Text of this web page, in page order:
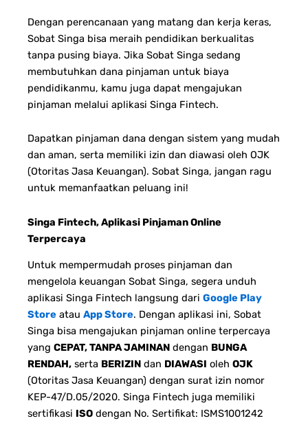
Dengan perencanaan yang matang dan kerja keras,
Sobat Singa bisa meraih pendidikan berkualitas
tanpa pusing biaya. Jika Sobat Singa sedang
membutuhkan dana pinjaman untuk biaya
pendidikanmu, kamu juga dapat mengajukan
pinjaman melalui aplikasi Singa Fintech.
Dapatkan pinjaman dana dengan sistem yang mudah
dan aman, serta memiliki izin dan diawasi oleh OJK
(Otoritas Jasa Keuangan). Sobat Singa, jangan ragu
untuk memanfaatkan peluang ini!
Singa Fintech, Aplikasi Pinjaman Online
Terpercaya
Untuk mempermudah proses pinjaman dan
mengelola keuangan Sobat Singa, segera unduh
aplikasi Singa Fintech langsung dari Google Play
Store atau App Store. Dengan aplikasi ini, Sobat
Singa bisa mengajukan pinjaman online terpercaya
yang CEPAT, TANPA JAMINAN dengan BUNGA
RENDAH, serta BERIZIN dan DIAWASI oleh OJK
(Otoritas Jasa Keuangan) dengan surat izin nomor
KEP-47/D.05/2020. Singa Fintech juga memiliki
sertifikasi ISO dengan No. Sertifikat: ISMS1001242